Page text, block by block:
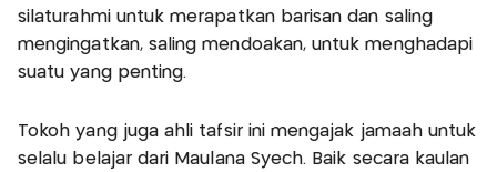
silaturahmi untuk merapatkan barisan dan saling
mengingatkan, saling mendoakan, untuk menghadapi
suatu yang penting.
Tokoh yang juga ahli tafsir ini mengajak jamaah untuk
selalu belajar dari Maulana Syech. Baik secara kaulan